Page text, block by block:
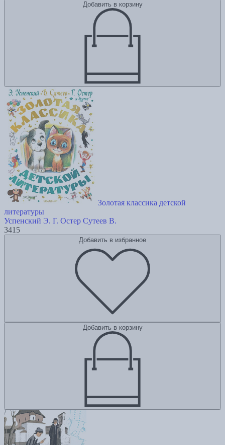
Добавить в корзину
Золотая классика детской
литературы
Успенский Э. Г. Остер Сутеев В.
3415
Добавить в избранное
Добавить в корзину